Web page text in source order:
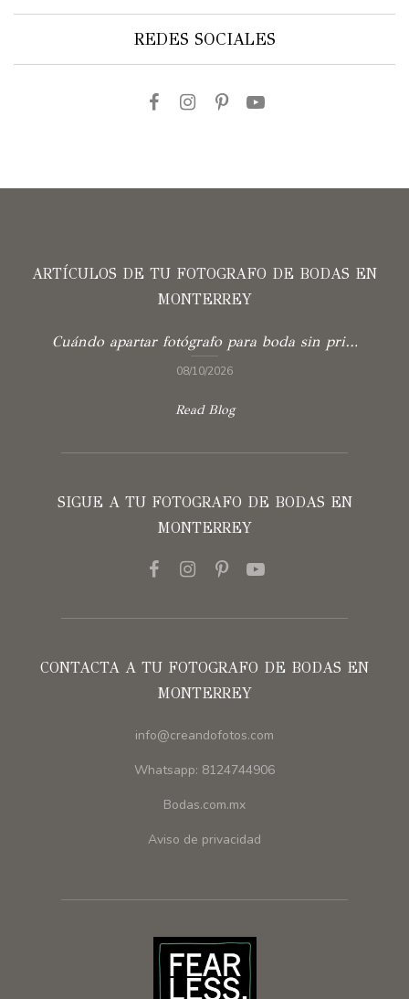
REDES SOCIALES
ARTÍCULOS DE TU FOTOGRAFO DE BODAS EN
MONTERREY
Cuándo apartar fotógrafo para boda sin prisas
08/10/2026
Read Blog
SIGUE A TU FOTOGRAFO DE BODAS EN
MONTERREY
CONTACTA A TU FOTOGRAFO DE BODAS EN
MONTERREY
info@creandofotos.com
Whatsapp: 8124744906
Bodas.com.mx
Aviso de privacidad